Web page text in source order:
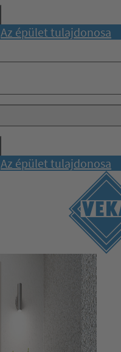
Az épület tulajdonosa
Az épület tulajdonosa